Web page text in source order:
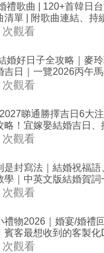
禮歌曲 | 120+首韓日
清單 | 附歌曲連結、持
次觀看
婚好日子全攻略｜麥
吉日｜一覽2026丙午
婚+避開沖煞生肖指南
次觀看
睇通勝擇吉日6大
略！宜嫁娶結婚吉日、
一覽
次觀看
是封寫法｜結婚祝福
學｜中英文版結婚賀詞
觀看
禮物2026｜婚宴/婚禮
賓客最想收到的客製化
（持續更新）
觀看